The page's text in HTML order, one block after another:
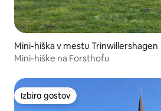
Mini-hiška v mestu Trinwillershagen
Mini-hiške na Forsthofu
Izbira gostov
Izbira gostov